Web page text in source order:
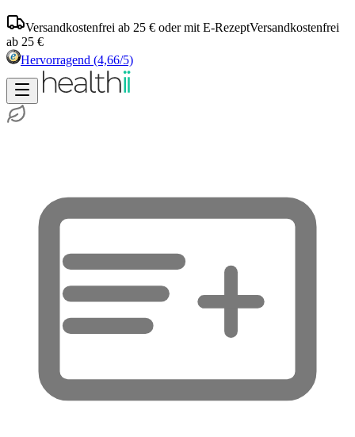
Versandkostenfrei ab 25 € oder mit E-RezeptVersandkostenfrei
ab 25 €
Hervorragend (4,66/5)